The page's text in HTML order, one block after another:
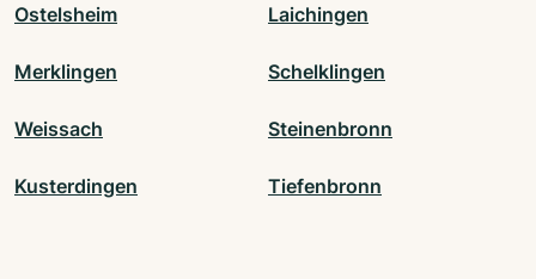
Ostelsheim Laichingen
Merklingen Schelklingen
Weissach Steinenbronn
Kusterdingen Tiefenbronn